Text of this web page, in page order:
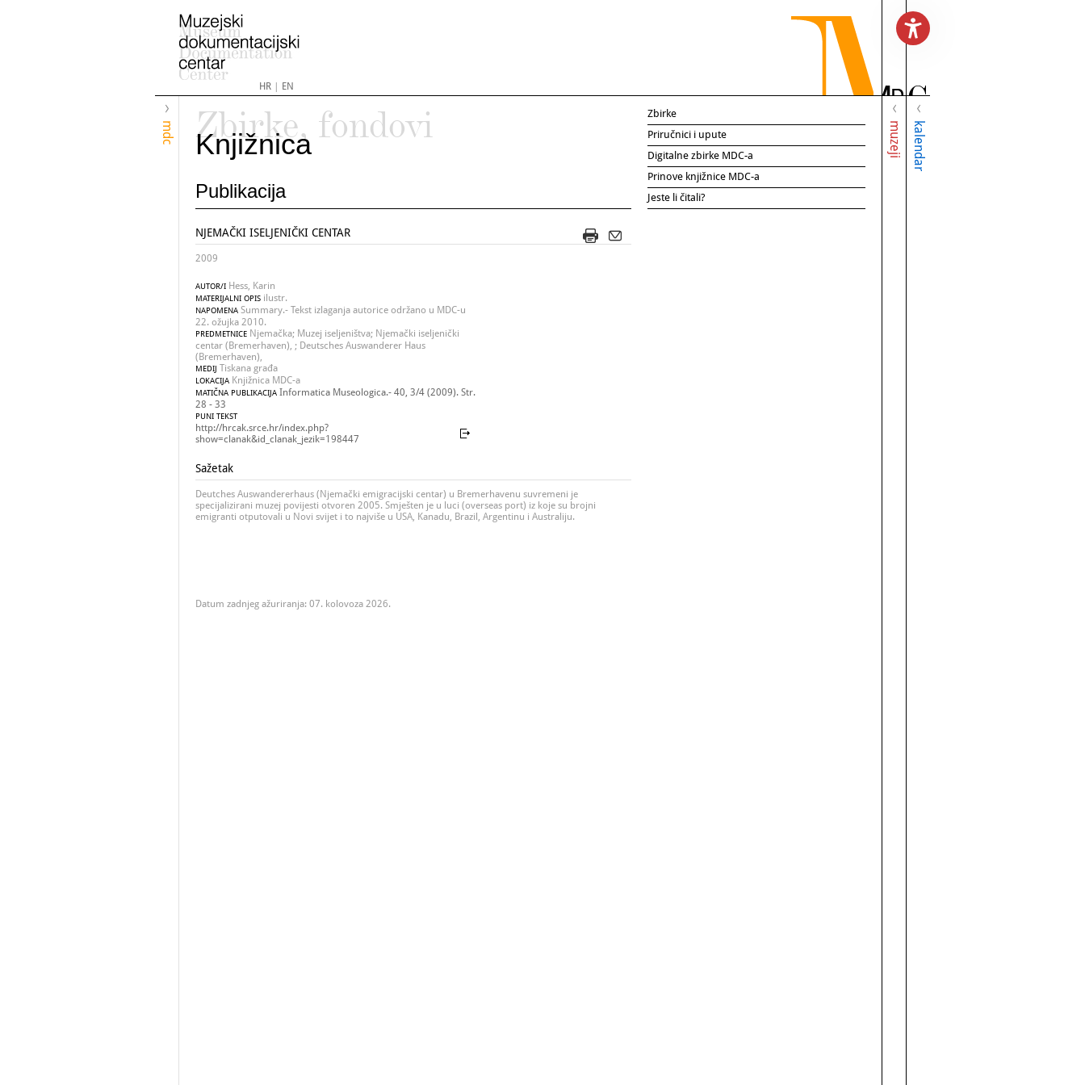
HR| EN
mdc muzeji kalendar
Zbirke, fondovi
Knjižnica
Publikacija
NJEMAČKI ISELJENIČKI CENTAR
2009
AUTOR/I Hess, Karin
MATERIJALNI OPIS ilustr.
NAPOMENA Summary.- Tekst izlaganja autorice održano u MDC-u
22. ožujka 2010.
PREDMETNICE Njemačka; Muzej iseljeništva; Njemački iseljenički
centar (Bremerhaven), ; Deutsches Auswanderer Haus
(Bremerhaven),
MEDIJ Tiskana građa
LOKACIJA Knjižnica MDC-a
MATIČNA PUBLIKACIJA Informatica Museologica.- 40, 3/4 (2009). Str.
28 - 33
PUNI TEKST
http://hrcak.srce.hr/index.php?
show=clanak&id_clanak_jezik=198447
Sažetak
Deutches Auswandererhaus (Njemački emigracijski centar) u Bremerhavenu suvremeni je
specijalizirani muzej povijesti otvoren 2005. Smješten je u luci (overseas port) iz koje su brojni
emigranti otputovali u Novi svijet i to najviše u USA, Kanadu, Brazil, Argentinu i Australiju.
Datum zadnjeg ažuriranja: 07. kolovoza 2026.
Zbirke
Priručnici i upute
Digitalne zbirke MDC-a
Prinove knjižnice MDC-a
Jeste li čitali?